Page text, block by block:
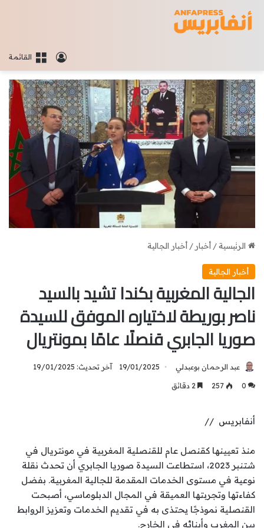
القائمةتسجيل
الرئيسية/ أخبار / أخبار الجالية
أخبار الجالية
الجالية المغربية بكندا تشيد بالسيد
ناصر بوريطة لاختياره الموفق للسيدة
صوريا الجابري قنصلًا عامًا بمونتريال
عبد الرحمان بوعبدلي 19/01/2025 آخر تحديث: 19/01/2025
0
257
أنفابريس //
منذ تعيينها كقنصل عام للقنصلية المغربية في مونتريال في
شتنبر 2023، استطاعت السيدة صوريا الجابري أن تحدث نقلة
نوعية في مستوى الخدمات المقدمة للجالية المغربية. بفضل
كفاءتها وتجربتها العميقة في المجال الدبلوماسي، أصبحت
القنصلية نموذجًا يحتذى به في تقديم الخدمات وتعزيز الروابط
بين المغرب وأبنائه في الخارج.